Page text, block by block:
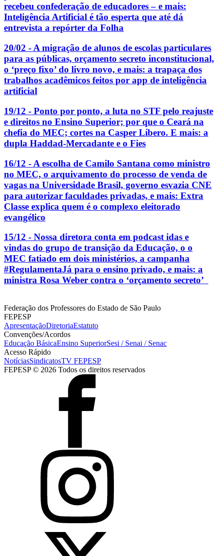
recebeu confederação de educadores – e mais:
Inteligência Artificial é tão esperta que até dá
entrevista a repórter da Folha
20/02 - A migração de alunos de escolas particulares
para as públicas, orçamento secreto inconstitucional,
o ‘preço fixo’ do livro novo, e mais: a trapaça dos
trabalhos acadêmicos feitos por app de inteligência
artificial
19/12 - Ponto por ponto, a luta no STF pelo reajuste
e direitos no Ensino Superior; por que o Ceará na
chefia do MEC; cortes na Casper Líbero. E mais: a
dupla Haddad-Mercadante e o Fies
16/12 - A escolha de Camilo Santana como ministro
no MEC, o arquivamento do processo de venda de
vagas na Universidade Brasil, governo esvazia CNE
para autorizar faculdades privadas, e mais: Extra
Classe explica quem é o complexo eleitorado
evangélico
15/12 - Nossa diretora conta em podcast idas e
vindas do grupo de transição da Educação, o o
MEC fatiado em dois ministérios, a campanha
#RegulamentaJá para o ensino privado, e mais: a
ministra Rosa Weber contra o ‘orçamento secreto’
Federação dos Professores do Estado de São Paulo
FEPESP
ApresentaçãoDiretoriaEstatuto
Convenções/Acordos
Educação BásicaEnsino SuperiorSesi / Senai / Senac
Acesso Rápido
NotíciasSindicatosTV FEPESP
FEPESP © 2026 Todos os direitos reservados